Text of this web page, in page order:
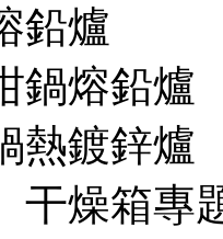
鉛爐
鍋熔鉛爐
熱鍍鋅爐
干燥箱專